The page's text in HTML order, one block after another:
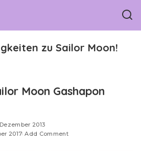
zu Sailor Moon!
Moon Gashapon
2013
2017 Add Comment